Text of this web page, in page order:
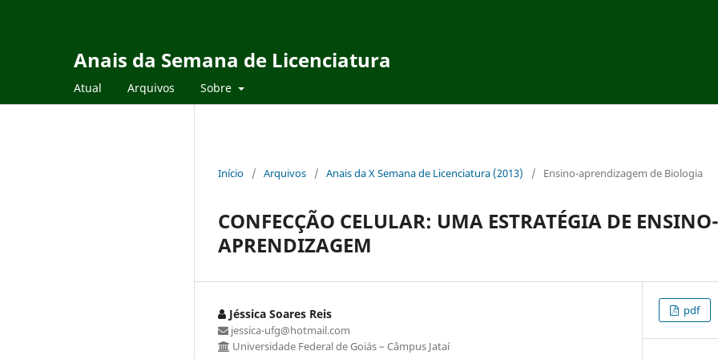
Anais da Semana de Licenciatura
Atual Arquivos Sobre
Início / Arquivos / Anais da X Semana de Licenciatura (2013) / Ensino-aprendizagem de Biologia
CONFECÇÃO CELULAR: UMA ESTRATÉGIA DE ENSINO-
APRENDIZAGEM
Jéssica Soares Reis
jessica-ufg@hotmail.com
Universidade Federal de Goiás – Câmpus Jataí
pdf